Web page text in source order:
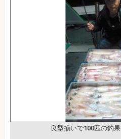
良型揃いで100匹の釣果